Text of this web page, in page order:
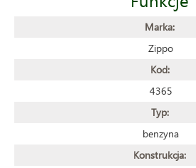
Marka:
Zippo
Kod:
4365
Typ:
benzyna
Konstrukcja: